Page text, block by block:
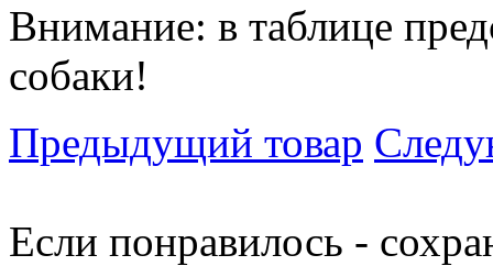
Внимание: в таблице
собаки!
Предыдущий товар
Если понравилось -